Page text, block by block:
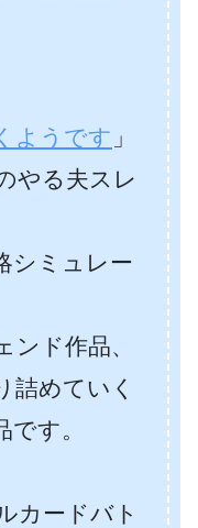
ようです 」
やる夫スレ
シミュレー
ド作品、
詰めていく
す。
カードバト